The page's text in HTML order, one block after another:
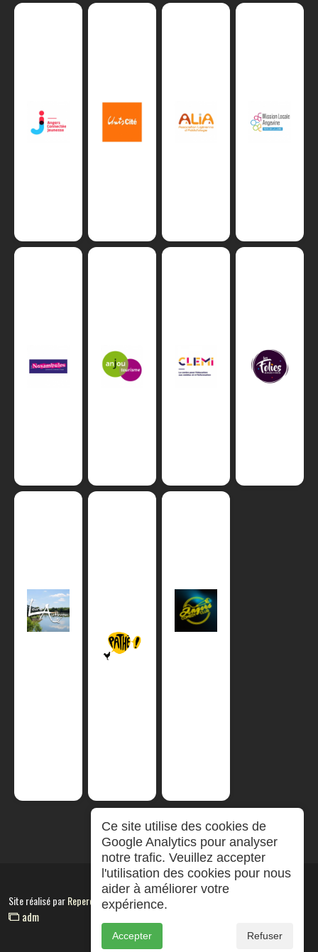
Site réalisé parRepereCom
adm
Ce site utilise des cookies de
Google Analytics pour analyser
notre trafic. Veuillez accepter
l'utilisation des cookies pour nous
aider à améliorer votre
expérience.
Accepter Refuser